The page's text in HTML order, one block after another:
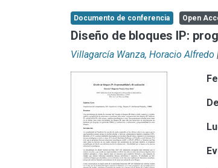
Documento de conferencia Open
Diseño de bloques IP:
Villagarcía Wanza, Horacio Alfredo